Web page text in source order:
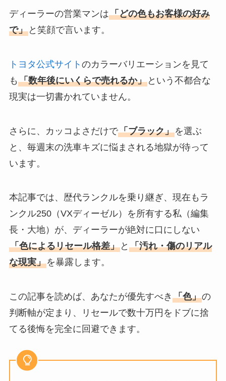
ディーラーの営業マンは「どの色もお客様の好み
で」と笑顔で言います。
トヨタ公式サイト のカラーバリエーションを見て
も 「数年後にいくらで売れるか」という不都合な
現実は一切書かれていません。
さらに、カッコよさだけで「ブラック」を選ぶ
と、毎週末の洗車キズに悩まされる地獄が待って
います。
本記事では、歴代ランクルを乗り継ぎ、現在もラ
ンクル250（VXディーゼル）を所有する私（編集
長・大地）が、ディーラーが絶対に口にしない
「色によるリセール格差」と 「汚れ・傷のリアル
な現実」を暴露します。
この記事を読めば、あなたが優先すべき 「色」の
判断軸が定まり、リセールで数十万円をドブに捨
てる後悔を完全に回避できます。